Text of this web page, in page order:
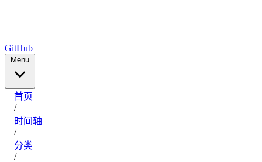
GitHub
Menu
首页
/
时间轴
/
分类
/